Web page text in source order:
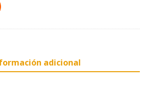
adicional